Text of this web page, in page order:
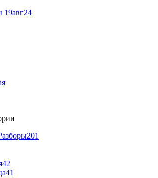
201
42
41